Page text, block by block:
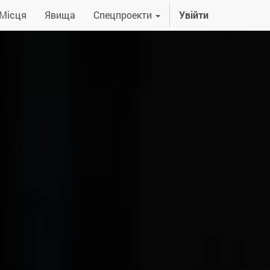
Явища Спецпроекти Увійти